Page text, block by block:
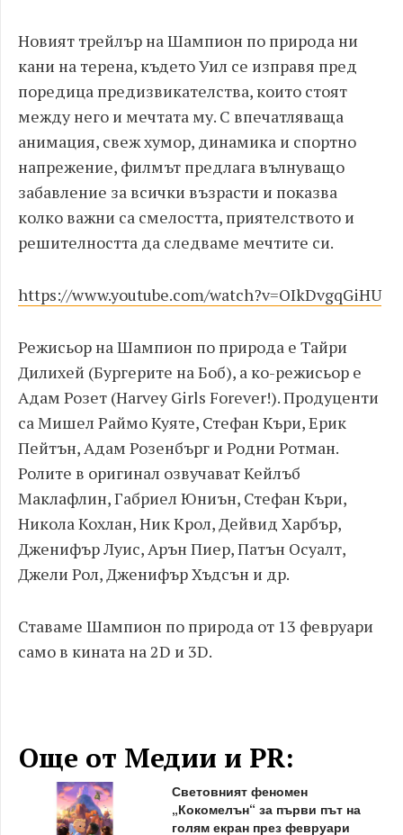
Новият трейлър на Шампион по природа ни
кани на терена, където Уил се изправя пред
поредица предизвикателства, които стоят
между него и мечтата му. С впечатляваща
анимация, свеж хумор, динамика и спортно
напрежение, филмът предлага вълнуващо
забавление за всички възрасти и показва
колко важни са смелостта, приятелството и
решителността да следваме мечтите си.
https://www.youtube.com/watch?v=OIkDvgqGiHU
Режисьор на Шампион по природа е Тайри
Дилихей (Бургерите на Боб), а ко-режисьор е
Адам Розет (Harvey Girls Forever!). Продуценти
са Мишел Раймо Куяте, Стефан Къри, Ерик
Пейтън, Адам Розенбърг и Родни Ротман.
Ролите в оригинал озвучават Кейлъб
Маклафлин, Габриел Юниън, Стефан Къри,
Никола Кохлан, Ник Крол, Дейвид Харбър,
Дженифър Луис, Арън Пиер, Патън Осуалт,
Джели Рол, Дженифър Хъдсън и др.
Ставаме Шампион по природа от 13 февруари
само в кината на 2D и 3D.
Още от Медии и PR:
Световният феномен
„Кокомелън“ за първи път на
голям екран през февруари